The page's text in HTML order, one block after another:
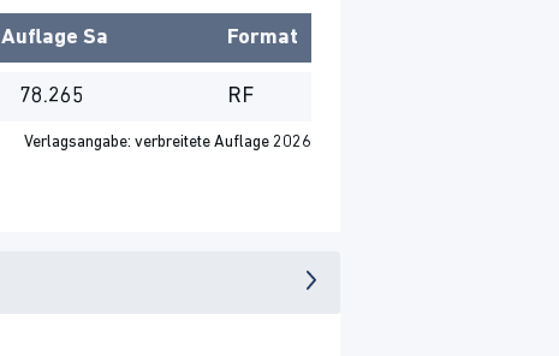
Auflage Sa Format
78.265 RF
Verlagsangabe: verbreitete Auflage 2026